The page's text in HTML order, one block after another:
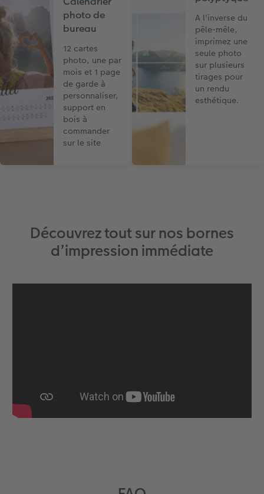
photo de
bureau
12 cartes
photo, une par
mois et 1 page
de garde à
personnaliser,
support en
bois à
commander
sur le site
A l'inverse du
pêle-mêle,
imprimez une
seule photo
sur plusieurs
tirages pour
un rendu
esthétique.
Découvrez tout sur nos bornes
d’impression immédiate